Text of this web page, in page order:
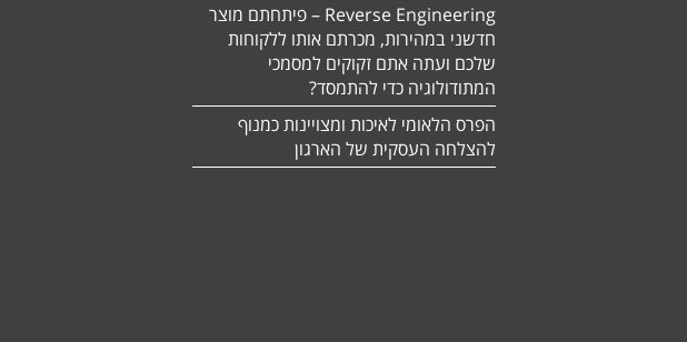
Reverse Engineering – פיתחתם מוצר
חדשני במהירות, מכרתם אותו ללקוחות
שלכם ועתה אתם זקוקים למסמכי
המתודולוגיה כדי להתמסד?
הפרס הלאומי לאיכות ומצויינות כמנוף
להצלחה העסקית של הארגון